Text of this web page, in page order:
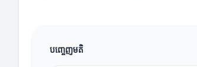
បញ្ចេញមតិ